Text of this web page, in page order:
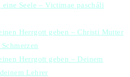
eine Seele – Victimae pascháli
Herrgott geben – Christi Mutter
Herrgott geben – Deinem
Lehrer